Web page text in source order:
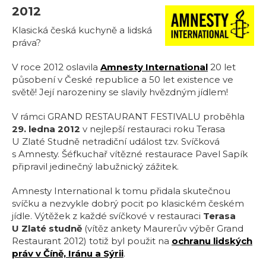
2012
Klasická česká kuchyně a lidská
práva?
V roce 2012 oslavila Amnesty International 20 let
působení v České republice a 50 let existence ve
světě! Její narozeniny se slavily hvězdným jídlem!
V rámci GRAND RESTAURANT FESTIVALU proběhla
29. ledna 2012 v nejlepší restauraci roku Terasa
U Zlaté Studně netradiční událost tzv. Svíčková
s Amnesty. Šéfkuchař vítězné restaurace Pavel Sapík
připravil jedinečný labužnický zážitek.
Amnesty International k tomu přidala skutečnou
svíčku a nezvykle dobrý pocit po klasickém českém
jídle. Výtěžek z každé svíčkové v restauraci Terasa
U Zlaté studně (vítěz ankety Maurerův výběr Grand
Restaurant 2012) totiž byl použit na ochranu lidských
práv v Číně, Iránu a Sýrii.